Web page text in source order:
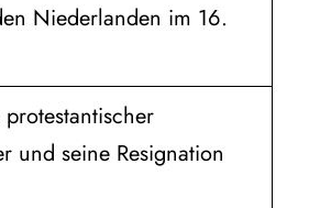
Niederlanden im 16.
und seine Resignation